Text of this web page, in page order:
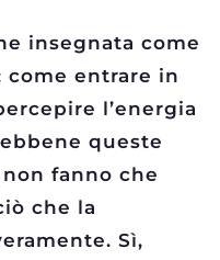
insegnata come
come entrare in
l’energia
queste
fanno che
che la
Sì,